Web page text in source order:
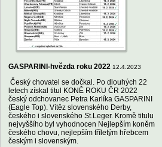
GASPARINI-hvězda roku 2022 12.4.2023
Český chovatel se dočkal. Po dlouhých 22
letech získal titul KONĚ ROKU ČR 2022
český odchovanec Petra Karlíka GASPARINI
(Eagle Top). Vítěz slovenského Derby,
českého i slovenského St.Leger. Kromě titulu
nejvyššího byl vyhodnocen Nejlepším koněm
českého chovu, nejlepším tříletým hřebcem
českým i slovenským.